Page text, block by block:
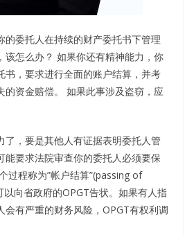
的委托人在持续的财产委托书下管理
该怎么办？ 如果你还有精神能力，你
书，要求进行全面的账户结算，并考
的资金赔偿。 如果此事涉及盗窃，应
了，要是其他人有证据表明委托人管
能要求法院审查你的委托人必须要保
过程称为”帐户结算”(passing of
向省政府的OPGT告状。如果有人指
会有严重的财务风险，OPGT有权利调